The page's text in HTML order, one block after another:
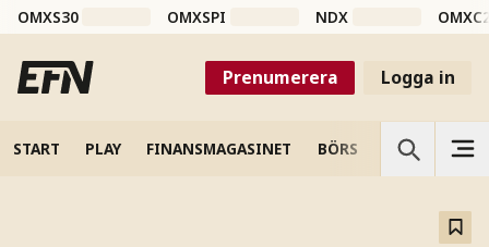
OMXS30 OMXSPI NDX
Prenumerera Logga in
START PLAY FINANSMAGASINET BÖRS VETENSKAP